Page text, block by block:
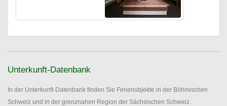
Unterkunft-Datenbank
In der Unterkunft-Datenbank finden Sie Ferienobjekte in der Böhmischen
Schweiz und in der grenznahen Region der Sächsischen Schweiz.